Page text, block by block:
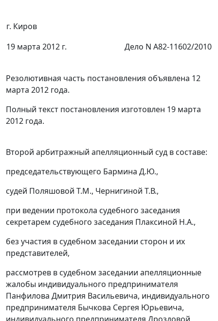
г. Киров
19 марта 2012 г.
Дело N А82-11602/2010
Резолютивная часть постановления объявлена 12
марта 2012 года.
Полный текст постановления изготовлен 19 марта
2012 года.
Второй арбитражный апелляционный суд в составе:
председательствующего Бармина Д.Ю.,
судей Поляшовой Т.М., Чернигиной Т.В.,
при ведении протокола судебного заседания
секретарем судебного заседания Плаксиной Н.А.,
без участия в судебном заседании сторон и их
представителей,
рассмотрев в судебном заседании апелляционные
жалобы индивидуального предпринимателя
Панфилова Дмитрия Васильевича, индивидуального
предпринимателя Бычкова Сергея Юрьевича,